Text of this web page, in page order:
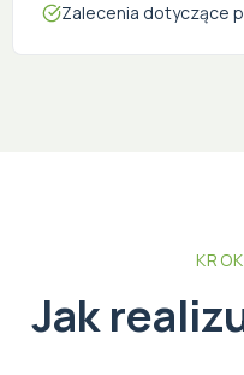
Zalecenia dotyczące
Jak